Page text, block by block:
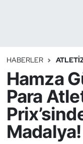
HABERLER
Hamza
Para
Madalya!
Binicilik
Bisiklet
Bocce